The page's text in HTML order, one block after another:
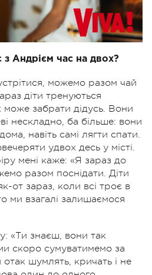
з Андрієм час на двох?
можемо разом чай
діти тренуються
може забрати дідусь. Вони
нескладно, ба більше: вони
навіть самі лягти спати.
удвох десь у місті.
мені каже: «Я зараз до
разом поснідати. Діти
от зараз, коли всі троє в
ми взагалі залишаємося
«Ти знаєш, вони так
скоро сумуватимемо за
шумлять, кричать і не